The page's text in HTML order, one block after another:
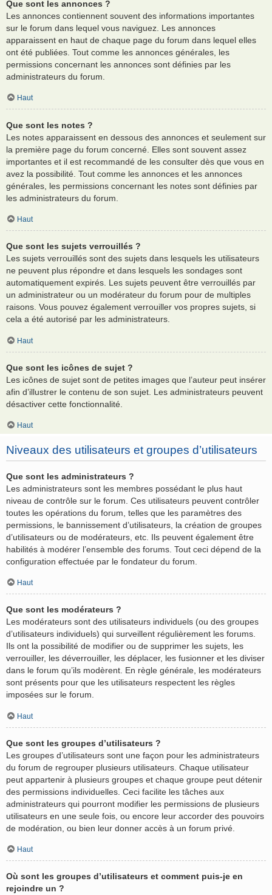
Que sont les annonces ?
Les annonces contiennent souvent des informations importantes
sur le forum dans lequel vous naviguez. Les annonces
apparaissent en haut de chaque page du forum dans lequel elles
ont été publiées. Tout comme les annonces générales, les
permissions concernant les annonces sont définies par les
administrateurs du forum.
Haut
Que sont les notes ?
Les notes apparaissent en dessous des annonces et seulement sur
la première page du forum concerné. Elles sont souvent assez
importantes et il est recommandé de les consulter dès que vous en
avez la possibilité. Tout comme les annonces et les annonces
générales, les permissions concernant les notes sont définies par
les administrateurs du forum.
Haut
Que sont les sujets verrouillés ?
Les sujets verrouillés sont des sujets dans lesquels les utilisateurs
ne peuvent plus répondre et dans lesquels les sondages sont
automatiquement expirés. Les sujets peuvent être verrouillés par
un administrateur ou un modérateur du forum pour de multiples
raisons. Vous pouvez également verrouiller vos propres sujets, si
cela a été autorisé par les administrateurs.
Haut
Que sont les icônes de sujet ?
Les icônes de sujet sont de petites images que l’auteur peut insérer
afin d’illustrer le contenu de son sujet. Les administrateurs peuvent
désactiver cette fonctionnalité.
Haut
Niveaux des utilisateurs et groupes d’utilisateurs
Que sont les administrateurs ?
Les administrateurs sont les membres possédant le plus haut
niveau de contrôle sur le forum. Ces utilisateurs peuvent contrôler
toutes les opérations du forum, telles que les paramètres des
permissions, le bannissement d’utilisateurs, la création de groupes
d’utilisateurs ou de modérateurs, etc. Ils peuvent également être
habilités à modérer l’ensemble des forums. Tout ceci dépend de la
configuration effectuée par le fondateur du forum.
Haut
Que sont les modérateurs ?
Les modérateurs sont des utilisateurs individuels (ou des groupes
d’utilisateurs individuels) qui surveillent régulièrement les forums.
Ils ont la possibilité de modifier ou de supprimer les sujets, les
verrouiller, les déverrouiller, les déplacer, les fusionner et les diviser
dans le forum qu’ils modèrent. En règle générale, les modérateurs
sont présents pour que les utilisateurs respectent les règles
imposées sur le forum.
Haut
Que sont les groupes d’utilisateurs ?
Les groupes d’utilisateurs sont une façon pour les administrateurs
du forum de regrouper plusieurs utilisateurs. Chaque utilisateur
peut appartenir à plusieurs groupes et chaque groupe peut détenir
des permissions individuelles. Ceci facilite les tâches aux
administrateurs qui pourront modifier les permissions de plusieurs
utilisateurs en une seule fois, ou encore leur accorder des pouvoirs
de modération, ou bien leur donner accès à un forum privé.
Haut
Où sont les groupes d’utilisateurs et comment puis-je en
rejoindre un ?